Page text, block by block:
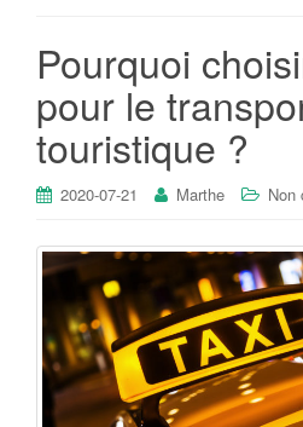
Pourquoi
pour le
touristique ?
2020-07-21 Marthe Non